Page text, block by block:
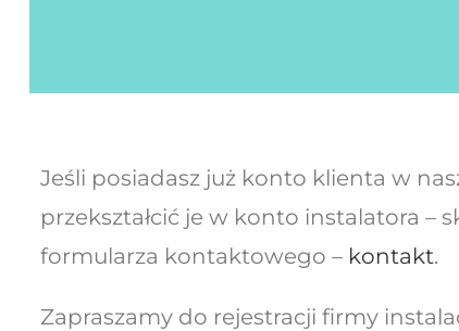
Jeśli posiadasz już konto klienta w
przekształcić je w konto instalatora –
formularza kontaktowego – kontakt.
Zapraszamy do rejestracji firmy